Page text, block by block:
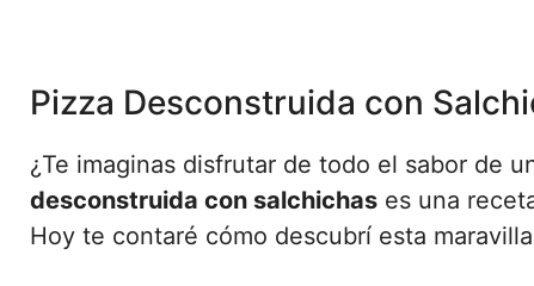
Pizza Desconstruida con
¿Te imaginas disfrutar de todo el sabor de
desconstruida con salchichas es una
Hoy te contaré cómo descubrí esta